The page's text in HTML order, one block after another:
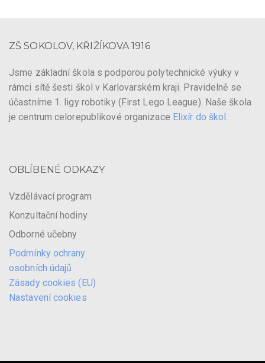
ZŠ SOKOLOV, KŘIŽÍKOVA 1916
Jsme základní škola s podporou polytechnické výuky v
rámci sítě šesti škol v Karlovarském kraji. Pravidelně se
účastníme 1. ligy robotiky (First Lego League). Naše škola
je centrum celorepublikové organizace Elixír do škol .
OBLÍBENÉ ODKAZY
Vzdělávací program
Konzultační hodiny
Odborné učebny
Podmínky ochrany
osobních údajů
Zásady cookies (EU)
Nastavení cookies